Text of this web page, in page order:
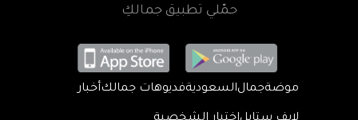
حمّلي تطبيق جمالكِ
موضةجمالالسعوديةفديوهات جمالكأخبار